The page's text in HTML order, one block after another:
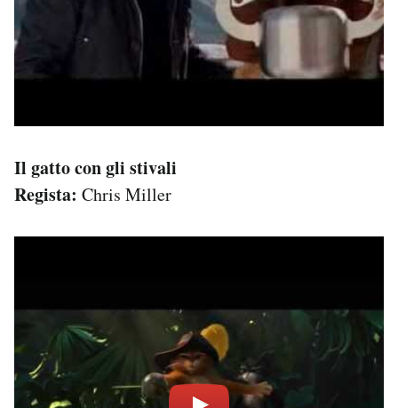
Il gatto con gli stivali
Regista: Chris Miller